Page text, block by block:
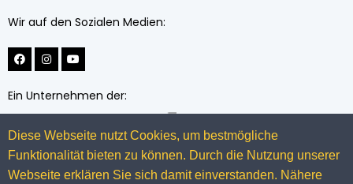
Wir auf den Sozialen Medien:
Ein Unternehmen der:
Diese Webseite nutzt Cookies, um bestmögliche
Funktionalität bieten zu können. Durch die Nutzung unserer
Webseite erklären Sie sich damit einverstanden. Nähere